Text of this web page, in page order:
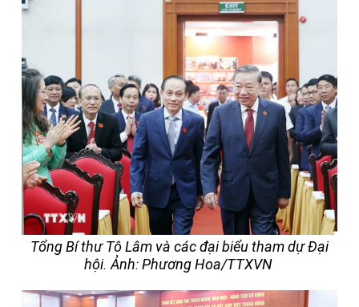
Tổng Bí thư Tô Lâm và các đại biểu tham dự Đại
hội. Ảnh: Phương Hoa/TTXVN